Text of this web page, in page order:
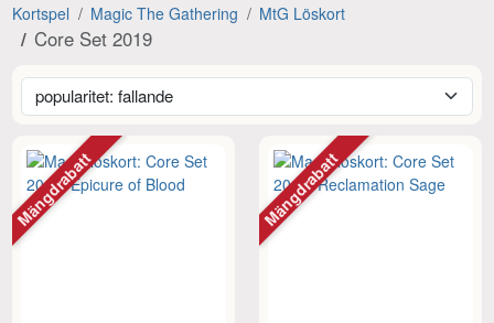
Kortspel Magic The Gathering MtG Löskort
Core Set 2019
Mängdrabatt Mängdrabatt